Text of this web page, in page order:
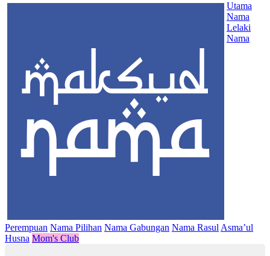
Utama
Nama
Lelaki
Nama
Perempuan Nama Pilihan Nama Gabungan Nama Rasul Asma’ul
Husna Mom's Club